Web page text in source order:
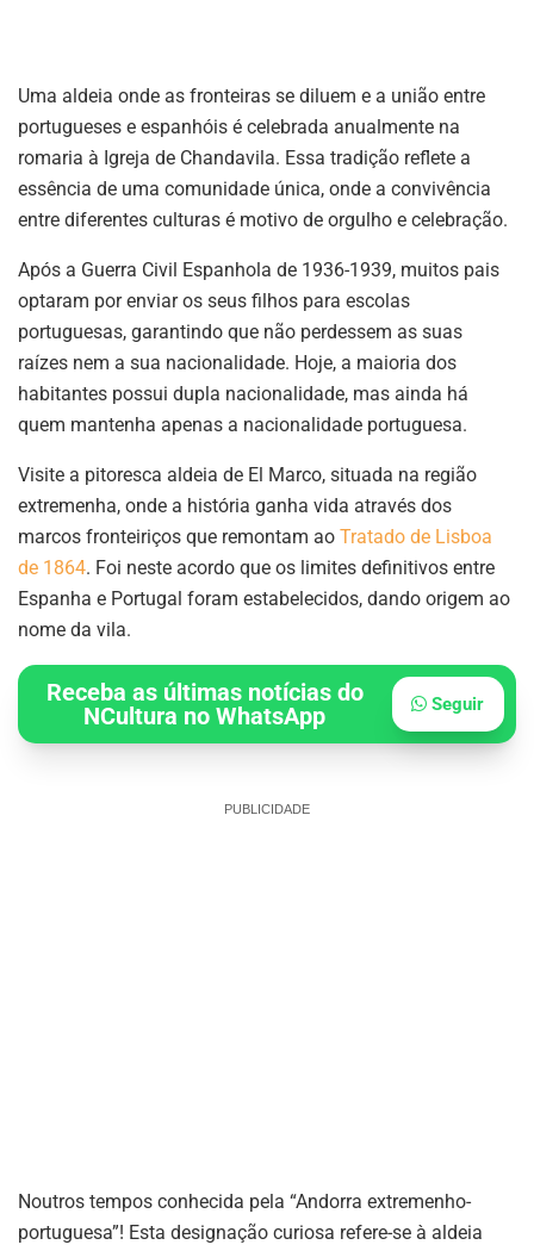
Uma aldeia onde as fronteiras se diluem e a união entre
portugueses e espanhóis é celebrada anualmente na
romaria à Igreja de Chandavila. Essa tradição reflete a
essência de uma comunidade única, onde a convivência
entre diferentes culturas é motivo de orgulho e celebração.
Após a Guerra Civil Espanhola de 1936-1939, muitos pais
optaram por enviar os seus filhos para escolas
portuguesas, garantindo que não perdessem as suas
raízes nem a sua nacionalidade. Hoje, a maioria dos
habitantes possui dupla nacionalidade, mas ainda há
quem mantenha apenas a nacionalidade portuguesa.
Visite a pitoresca aldeia de El Marco, situada na região
extremenha, onde a história ganha vida através dos
marcos fronteiriços que remontam ao Tratado de Lisboa
de 1864. Foi neste acordo que os limites definitivos entre
Espanha e Portugal foram estabelecidos, dando origem ao
nome da vila.
Receba as últimas notícias do
NCultura no WhatsApp
Seguir
PUBLICIDADE
Noutros tempos conhecida pela “Andorra extremenho-
portuguesa”! Esta designação curiosa refere-se à aldeia